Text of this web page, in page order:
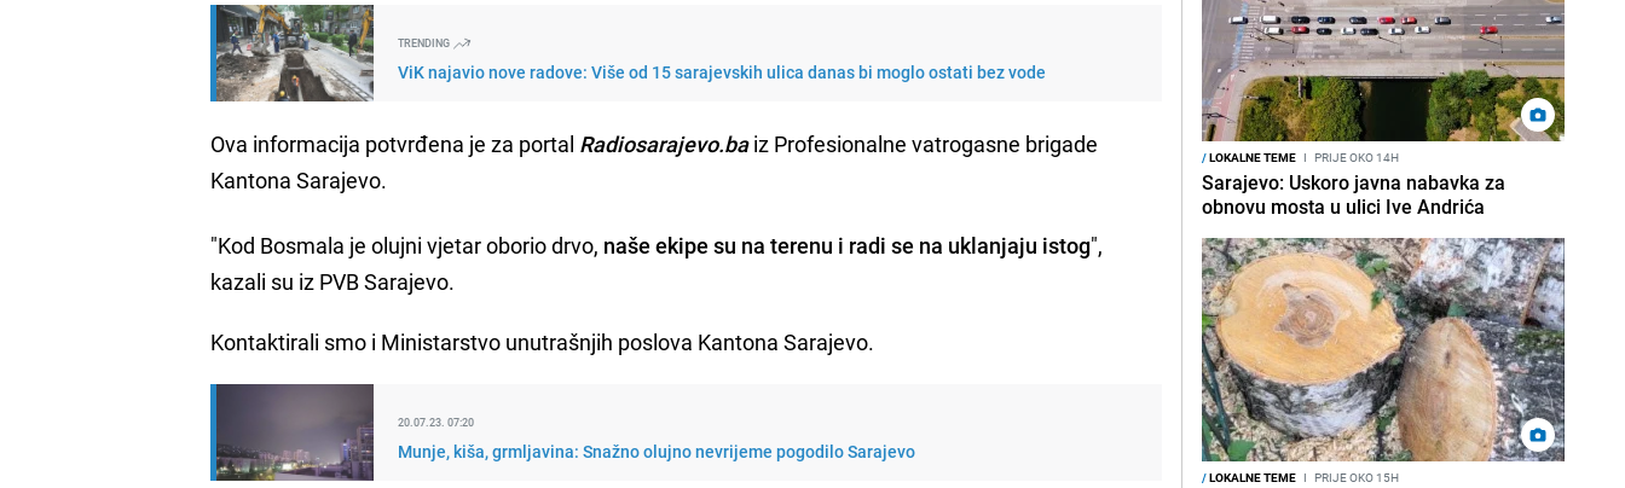
TRENDING
ViK najavio nove radove: Više od 15 sarajevskih ulica danas bi moglo ostati bez vode
Ova informacija potvrđena je za portal Radiosarajevo.baiz Profesionalne vatrogasne brigade
Kantona Sarajevo.
"Kod Bosmala je olujni vjetar oborio drvo, naše ekipe su na terenu i radi se na uklanjaju istog",
kazali su iz PVB Sarajevo.
Kontaktirali smo i Ministarstvo unutrašnjih poslova Kantona Sarajevo.
20.07.23. 07:20
Munje, kiša, grmljavina: Snažno olujno nevrijeme pogodilo Sarajevo
/LOKALNE TEME I PRIJE OKO 14H
Sarajevo: Uskoro javna nabavka za
obnovu mosta u ulici Ive Andrića
/LOKALNE TEME I PRIJE OKO 15H